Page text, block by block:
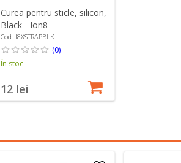
Curea pentru sticle, silicon,
Black - Ion8
Cod: I8XSTRAPBLK
(0)
În stoc
12 lei